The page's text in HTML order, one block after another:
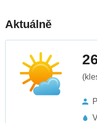
Aktuálně